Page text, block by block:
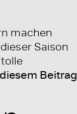
machen
Saison
Beitrag